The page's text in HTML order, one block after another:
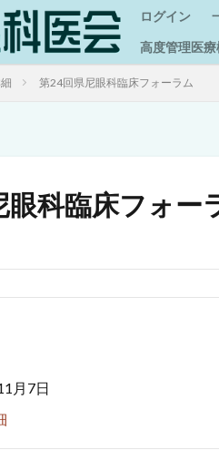
ログイン
高度管理医
第24回県尼眼科臨床フォーラム
眼科臨床フォー
月7日